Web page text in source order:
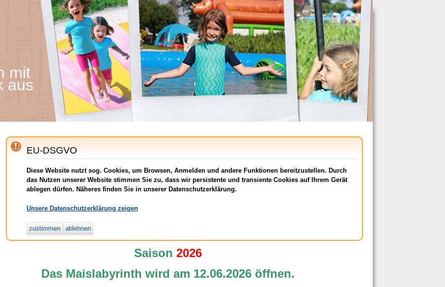
mit
aus
EU-DSGVO
Diese Website nutzt sog. Cookies, um Browsen, Anmelden und andere Funktionen bereitzustellen. Durch
das Nutzen unserer Website stimmen Sie zu, dass wir persistente und transiente Cookies auf Ihrem Gerät
ablegen dürfen. Näheres finden Sie in unserer Datenschutzerklärung.
Unsere Datenschutzerklärung zeigen
zustimmen ablehnen
Saison 2026
Das Maislabyrinth wird am 12.06.2026 öffnen.